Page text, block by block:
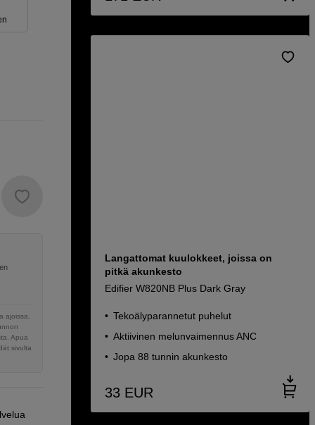
ajoissa,
Apua
sivulta
Langattomat kuulokkeet, joissa on
pitkä akunkesto
Edifier W820NB Plus Dark Gray
Tekoälyparannetut puhelut
Aktiivinen melunvaimennus ANC
Jopa 88 tunnin akunkesto
33 EUR